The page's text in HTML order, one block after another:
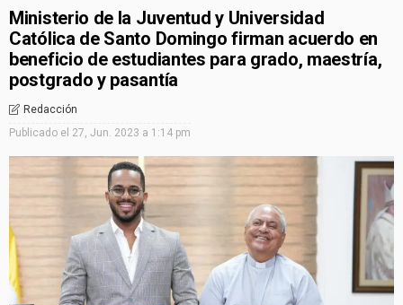
Ministerio de la Juventud y Universidad
Católica de Santo Domingo firman acuerdo en
beneficio de estudiantes para grado, maestría,
postgrado y pasantía
Redacción
Publicado el 27, Jun. 2023 a 1:14 pm